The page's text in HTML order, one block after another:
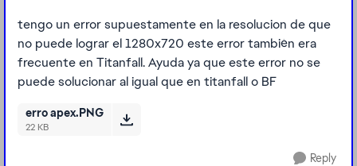
tengo un error supuestamente en la resolucion de que
no puede lograr el 1280x720 este error también era
frecuente en Titanfall. Ayuda ya que este error no se
puede solucionar al igual que en titanfall o BF
erro apex.PNG
22 KB
Reply